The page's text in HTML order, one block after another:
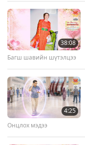
19:26
38:08
Багш шавийн шүтэлцээ
4:25
Онцлох мэдээ